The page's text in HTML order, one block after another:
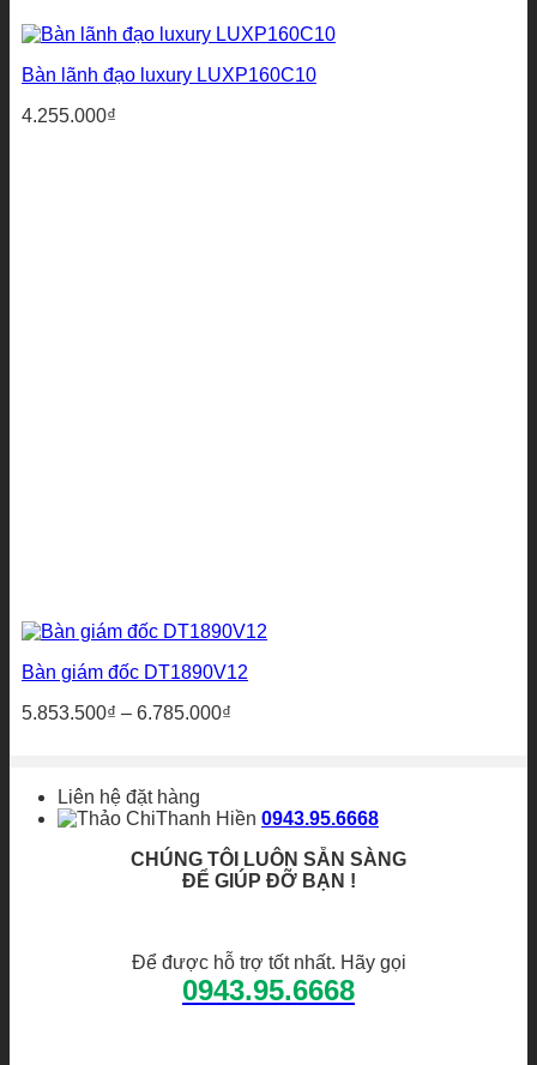
Bàn lãnh đạo luxury LUXP160C10
4.255.000₫
Bàn giám đốc DT1890V12
5.853.500₫ – 6.785.000₫
6.785.000₫
Liên hệ đặt hàng
Thanh Hiền 0943.95.6668
CHÚNG TÔI LUÔN SẴN SÀNG
ĐỂ GIÚP ĐỠ BẠN !
Để được hỗ trợ tốt nhất. Hãy gọi
0943.95.6668